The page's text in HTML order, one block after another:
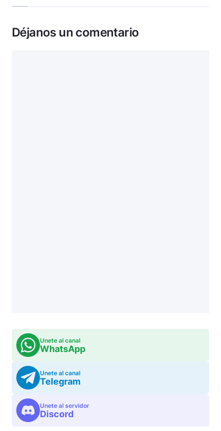
Déjanos un comentario
Unete al canal
WhatsApp
Unete al canal
Telegram
Unete al servidor
Discord